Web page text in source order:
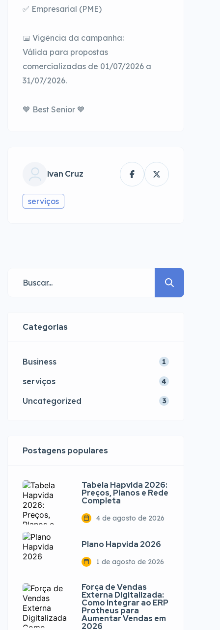
✅ Empresarial (PME)
📅 Vigência da campanha:
Válida para propostas
comercializadas de 01/07/2026 a
31/07/2026.
💙 Best Senior 💙
Ivan Cruz
serviços
Categorias
Business 1
serviços 4
Uncategorized 3
Postagens populares
Tabela Hapvida 2026:
Preços, Planos e Rede
Completa
4 de agosto de 2026
Plano Hapvida 2026
1 de agosto de 2026
Força de Vendas
Externa Digitalizada:
Como Integrar ao ERP
Protheus para
Aumentar Vendas em
2026